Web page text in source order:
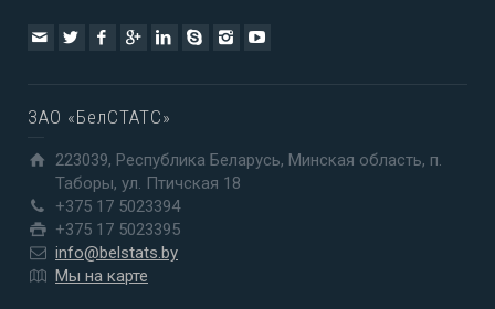
ЗАО «БелСТАТС»
223039, Республика Беларусь, Минская область, п.
Таборы, ул. Птичская 18
+375 17 5023394
+375 17 5023395
info@belstats.by
Мы на карте